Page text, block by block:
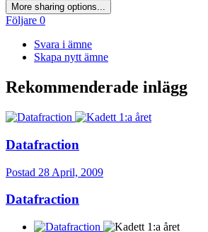
More sharing options...
Följare 0
Svara i ämne
Skapa nytt ämne
Rekommenderade inlägg
Datafraction
Postad 28 April, 2009
Datafraction